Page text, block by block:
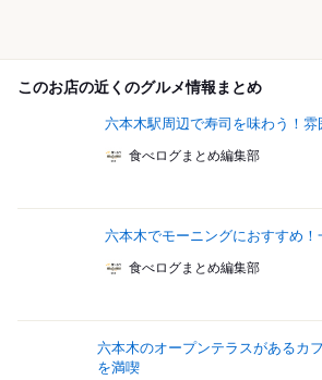
このお店の近くのグルメ情報まとめ
六本木駅周辺で寿司を味わう！
食べログまとめ編集部
六本木でモーニングにおすすめ
食べログまとめ編集部
六本木のオープンテラスがあるカ
を満喫